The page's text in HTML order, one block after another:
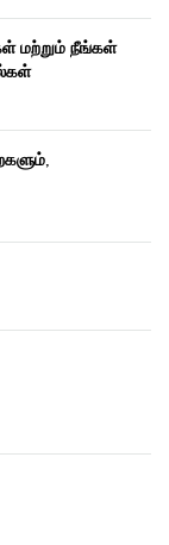
மற்றும் நீங்கள்